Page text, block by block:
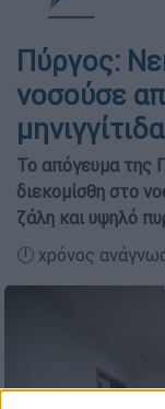
Πύργος:
νοσούσε
μηνιγγίτιδα
Το απόγευμα της
διεκομίσθη στο
ζάλη και υψηλό
🕛 χρόνος